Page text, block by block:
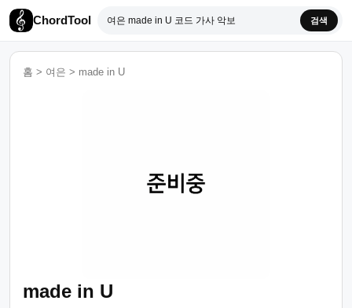
ChordTool 검색
홈 > 여은 > made in U
made in U